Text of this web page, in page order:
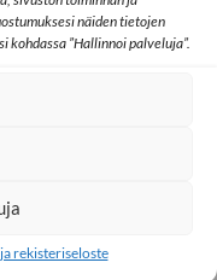
näiden tietojen
”Hallinnoi palveluja”.
rekisteriseloste